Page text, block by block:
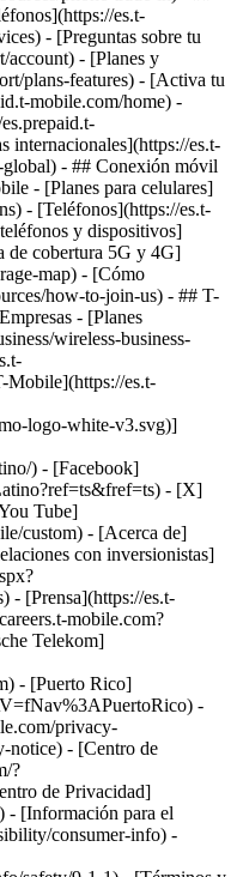
es.t-
- [Preguntas sobre tu
account) - [Planes y
plans-features) - [Activa tu
mobile.com/home) -
internacionales](https://es.t-
- ## Conexión móvil
- [Planes para celulares]
- [Teléfonos](https://es.t-
y dispositivos]
de cobertura 5G y 4G]
map) - [Cómo
how-to-join-us) - ## T-
- [Planes
wireless-business-
Mobile](https://es.t-
logo-white-v3.svg)]
) - [Facebook]
- [X]
Tube]
custom) - [Acerca de]
con inversionistas]
[Prensa](https://es.t-
mobile.com?
Telekom]
- [Puerto Rico]
-
privacy-
notice) - [Centro de
?
de Privacidad]
- [Información para el
consumer-info) -